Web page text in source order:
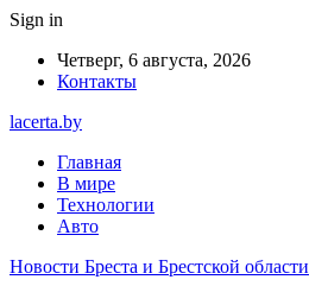
Sign in
Четверг, 6 августа, 2026
Контакты
lacerta.by
Главная
В мире
Технологии
Авто
Новости Бреста и Брестской области